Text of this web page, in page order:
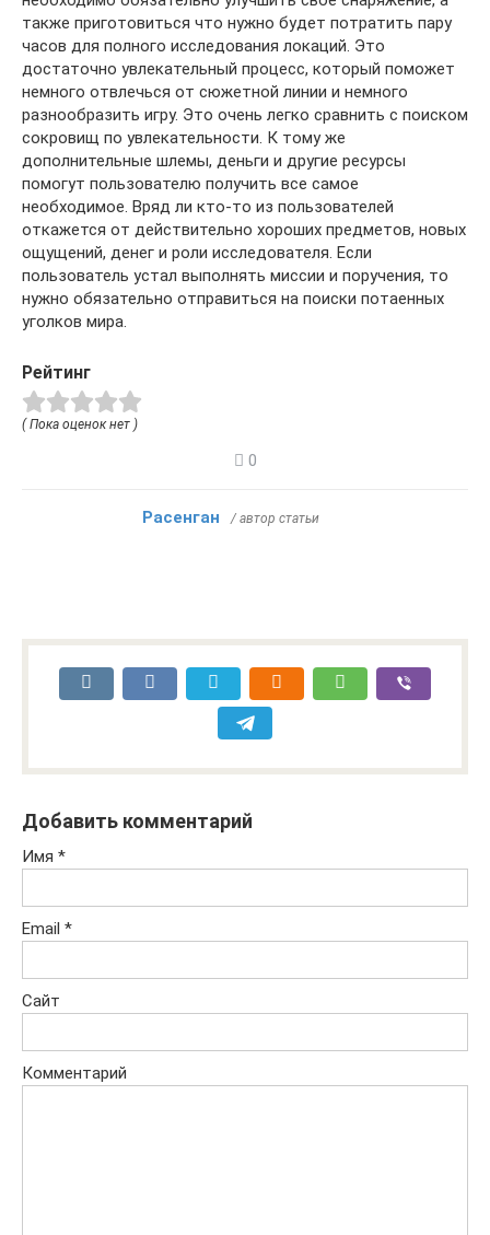
также приготовиться что нужно будет потратить пару
часов для полного исследования локаций. Это
достаточно увлекательный процесс, который поможет
немного отвлечься от сюжетной линии и немного
разнообразить игру. Это очень легко сравнить с поиском
сокровищ по увлекательности. К тому же
дополнительные шлемы, деньги и другие ресурсы
помогут пользователю получить все самое
необходимое. Вряд ли кто-то из пользователей
откажется от действительно хороших предметов, новых
ощущений, денег и роли исследователя. Если
пользователь устал выполнять миссии и поручения, то
нужно обязательно отправиться на поиски потаенных
уголков мира.
Рейтинг
( Пока оценок нет )
0
Расенган / автор статьи
Добавить комментарий
Имя *
Email *
Сайт
Комментарий